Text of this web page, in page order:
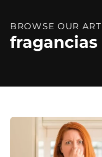
BROWSE OUR
fragancias